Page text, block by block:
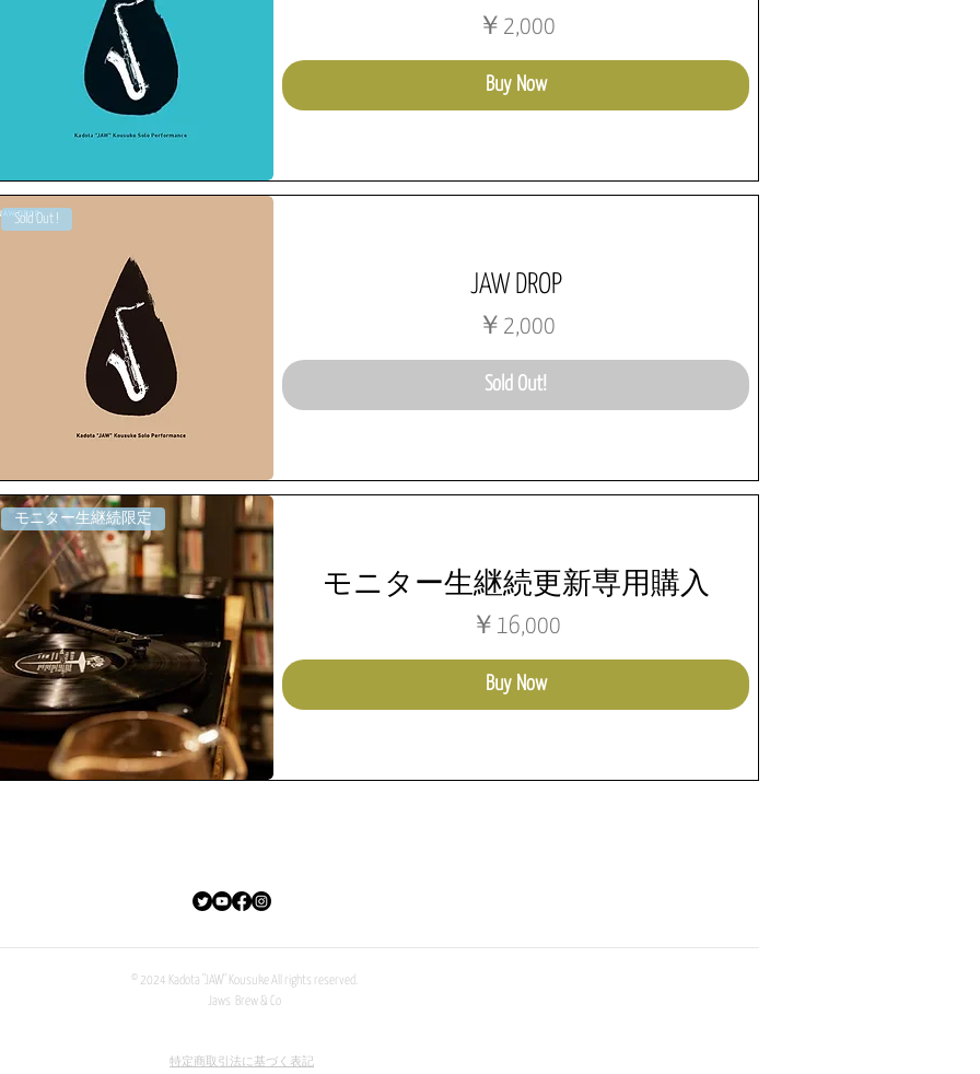
価格
￥2,000
Buy Now
Sold Out !
JAW DROP
価格
￥2,000
Sold Out!
モニター生継続限定
モニター生継続更新専用購入
価格
￥16,000
Buy Now
© 2024 Kadota "JAW" Kousuke All rights reserved.
Jaws Brew & Co
特定商取引法に基づく表記